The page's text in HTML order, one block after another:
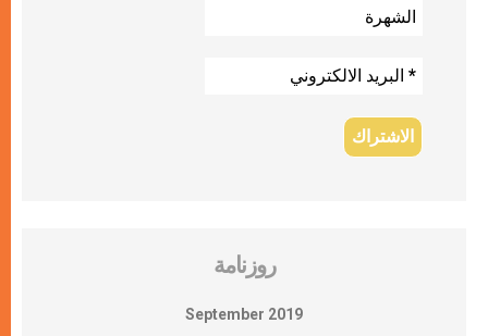
روزنامة
September 2019